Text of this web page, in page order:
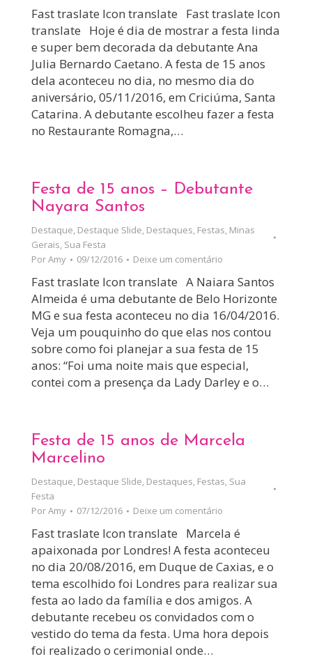
Fast traslate Icon translate Fast traslate Icon
translate Hoje é dia de mostrar a festa linda
e super bem decorada da debutante Ana
Julia Bernardo Caetano. A festa de 15 anos
dela aconteceu no dia, no mesmo dia do
aniversário, 05/11/2016, em Criciúma, Santa
Catarina. A debutante escolheu fazer a festa
no Restaurante Romagna,…
Festa de 15 anos – Debutante
Nayara Santos
Destaque, Destaque Slide, Destaques, Festas, Minas
Gerais, Sua Festa
PorAmy 09/12/2016 Deixe um comentário
Fast traslate Icon translate A Naiara Santos
Almeida é uma debutante de Belo Horizonte
MG e sua festa aconteceu no dia 16/04/2016.
Veja um pouquinho do que elas nos contou
sobre como foi planejar a sua festa de 15
anos: “Foi uma noite mais que especial,
contei com a presença da Lady Darley e o…
Festa de 15 anos de Marcela
Marcelino
Destaque, Destaque Slide, Destaques, Festas, Sua
Festa
PorAmy 07/12/2016 Deixe um comentário
Fast traslate Icon translate Marcela é
apaixonada por Londres! A festa aconteceu
no dia 20/08/2016, em Duque de Caxias, e o
tema escolhido foi Londres para realizar sua
festa ao lado da família e dos amigos. A
debutante recebeu os convidados com o
vestido do tema da festa. Uma hora depois
foi realizado o cerimonial onde…